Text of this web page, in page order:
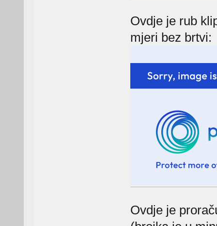
Ovdje je rub
mjeri bez brtvi:
Ovdje je